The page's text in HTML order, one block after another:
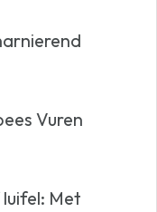
Vuren
Met